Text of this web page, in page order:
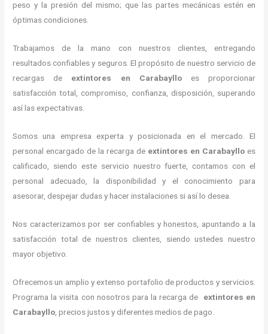
peso y la presión del mismo; que las partes mecánicas estén en
óptimas condiciones.
Trabajamos de la mano con nuestros clientes, entregando
resultados confiables y seguros. El propósito de nuestro servicio de
recargas de extintores en Carabaylloes proporcionar
satisfacción total, compromiso, confianza, disposición, superando
así las expectativas.
Somos una empresa experta y posicionada en el mercado. El
personal encargado de la recarga de extintores en Carabaylloes
calificado, siendo este servicio nuestro fuerte, contamos con el
personal adecuado, la disponibilidad y el conocimiento para
asesorar, despejar dudas y hacer instalaciones si así lo desea.
Nos caracterizamos por ser confiables y honestos, apuntando a la
satisfacción total de nuestros clientes, siendo ustedes nuestro
mayor objetivo.
Ofrecemos un amplio y extenso portafolio de productos y servicios.
Programa la visita con nosotros para la recarga de extintores en
Carabayllo , precios justos y diferentes medios de pago.